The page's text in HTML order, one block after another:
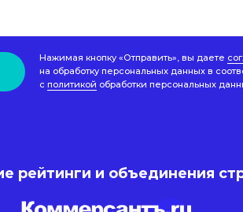
Нажимая кнопку «Отправить», вы даете
на обработку персональных данных в
с политикой обработки персональных
рейтинги и объединения